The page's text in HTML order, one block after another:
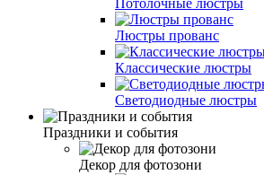
Люстры прованс
Классические люстры
Светодиодные люстры
Праздники и события
Декор для фотозони